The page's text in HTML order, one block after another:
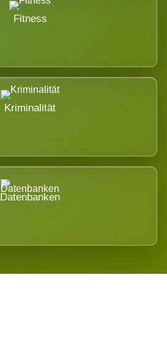
Fitness
Kriminalität
Datenbanken